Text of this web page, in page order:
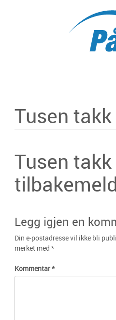
Tusen takk
Tusen
Legg igjen en
Din e-postadresse vil ikke bli
merket med *
Kommentar*